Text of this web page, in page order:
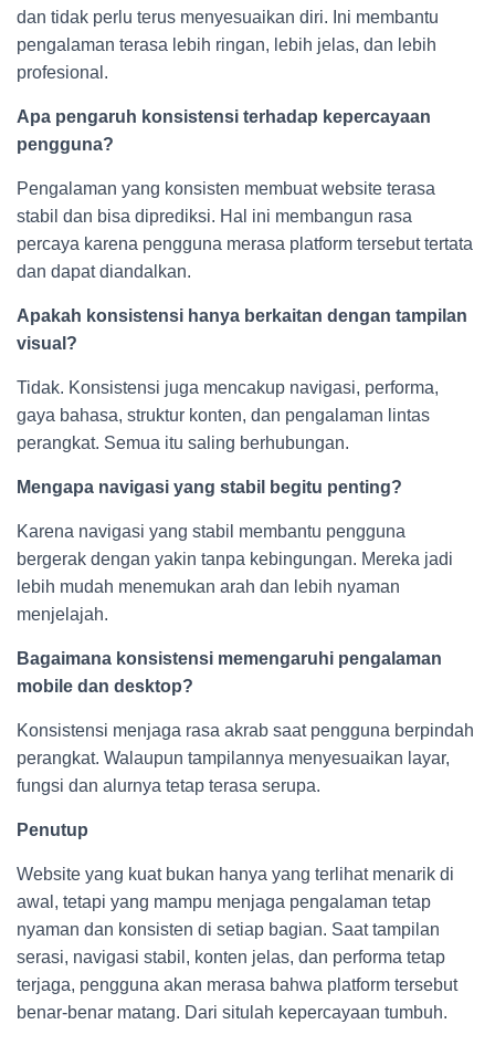
dan tidak perlu terus menyesuaikan diri. Ini membantu
pengalaman terasa lebih ringan, lebih jelas, dan lebih
profesional.
Apa pengaruh konsistensi terhadap kepercayaan
pengguna?
Pengalaman yang konsisten membuat website terasa
stabil dan bisa diprediksi. Hal ini membangun rasa
percaya karena pengguna merasa platform tersebut tertata
dan dapat diandalkan.
Apakah konsistensi hanya berkaitan dengan tampilan
visual?
Tidak. Konsistensi juga mencakup navigasi, performa,
gaya bahasa, struktur konten, dan pengalaman lintas
perangkat. Semua itu saling berhubungan.
Mengapa navigasi yang stabil begitu penting?
Karena navigasi yang stabil membantu pengguna
bergerak dengan yakin tanpa kebingungan. Mereka jadi
lebih mudah menemukan arah dan lebih nyaman
menjelajah.
Bagaimana konsistensi memengaruhi pengalaman
mobile dan desktop?
Konsistensi menjaga rasa akrab saat pengguna berpindah
perangkat. Walaupun tampilannya menyesuaikan layar,
fungsi dan alurnya tetap terasa serupa.
Penutup
Website yang kuat bukan hanya yang terlihat menarik di
awal, tetapi yang mampu menjaga pengalaman tetap
nyaman dan konsisten di setiap bagian. Saat tampilan
serasi, navigasi stabil, konten jelas, dan performa tetap
terjaga, pengguna akan merasa bahwa platform tersebut
benar-benar matang. Dari situlah kepercayaan tumbuh.